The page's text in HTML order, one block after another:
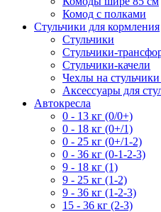
Комод с полками
Стульчики для кормления
Стульчики
Стульчики-
Стульчики-качели
Чехлы на
Аксессуары для
Автокресла
0 - 13 кг (0/0+)
0 - 18 кг (0+/1)
0 - 25 кг (0+/1-2)
0 - 36 кг (0-1-2-3)
9 - 18 кг (1)
9 - 25 кг (1-2)
9 - 36 кг (1-2-3)
15 - 36 кг (2-3)